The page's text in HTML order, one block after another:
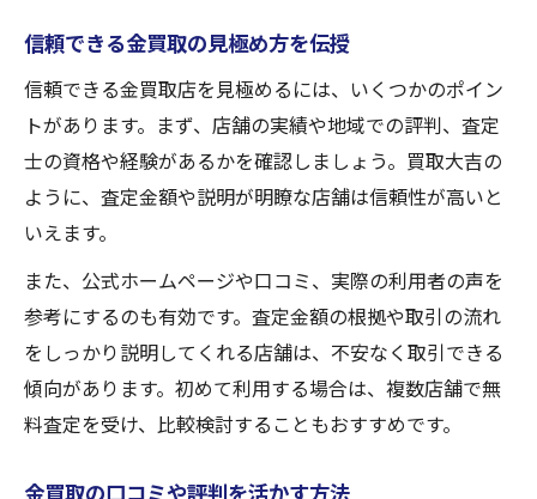
信頼できる金買取の見極め方を伝授
信頼できる金買取店を見極めるには、いくつかのポイン
トがあります。まず、店舗の実績や地域での評判、査定
士の資格や経験があるかを確認しましょう。買取大吉の
ように、査定金額や説明が明瞭な店舗は信頼性が高いと
いえます。
また、公式ホームページや口コミ、実際の利用者の声を
参考にするのも有効です。査定金額の根拠や取引の流れ
をしっかり説明してくれる店舗は、不安なく取引できる
傾向があります。初めて利用する場合は、複数店舗で無
料査定を受け、比較検討することもおすすめです。
金買取の口コミや評判を活かす方法